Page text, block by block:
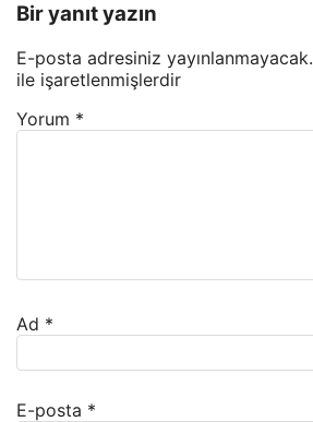
Bir yanıt yazın
E-posta adresiniz yayınlanmayacak.
ile işaretlenmişlerdir
Yorum *
Ad *
E-posta *